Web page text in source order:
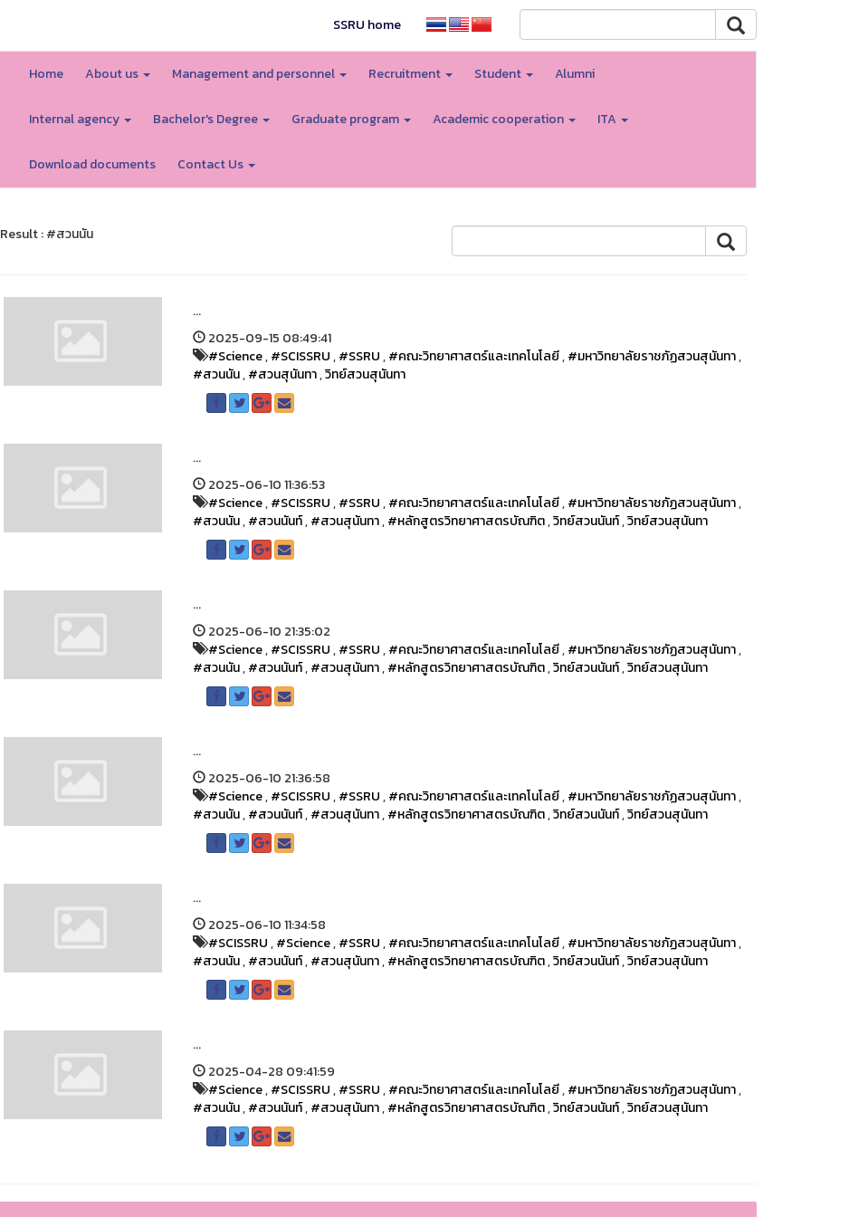
SSRU home
Home About us Management and personnel Recruitment Student Alumni
Internal agency Bachelor's Degree Graduate program Academic cooperation ITA
Download documents Contact Us
Result : #สวนนัน
...
2025-09-15 08:49:41
#Science,#SCISSRU,#SSRU,#คณะวิทยาศาสตร์และเทคโนโลยี,#มหาวิทยาลัยราชภัฏสวนสุนันทา,
#สวนนัน,#สวนสุนันทา,วิทย์สวนสุนันทา
...
2025-06-10 11:36:53
#Science,#SCISSRU,#SSRU,#คณะวิทยาศาสตร์และเทคโนโลยี,#มหาวิทยาลัยราชภัฏสวนสุนันทา,
#สวนนัน,#สวนนันท์,#สวนสุนันทา,#หลักสูตรวิทยาศาสตรบัณฑิต,วิทย์สวนนันท์,วิทย์สวนสุนันทา
...
2025-06-10 21:35:02
#Science,#SCISSRU,#SSRU,#คณะวิทยาศาสตร์และเทคโนโลยี,#มหาวิทยาลัยราชภัฏสวนสุนันทา,
#สวนนัน,#สวนนันท์,#สวนสุนันทา,#หลักสูตรวิทยาศาสตรบัณฑิต,วิทย์สวนนันท์,วิทย์สวนสุนันทา
...
2025-06-10 21:36:58
#Science,#SCISSRU,#SSRU,#คณะวิทยาศาสตร์และเทคโนโลยี,#มหาวิทยาลัยราชภัฏสวนสุนันทา,
#สวนนัน,#สวนนันท์,#สวนสุนันทา,#หลักสูตรวิทยาศาสตรบัณฑิต,วิทย์สวนนันท์,วิทย์สวนสุนันทา
...
2025-06-10 11:34:58
#SCISSRU,#Science,#SSRU,#คณะวิทยาศาสตร์และเทคโนโลยี,#มหาวิทยาลัยราชภัฏสวนสุนันทา,
#สวนนัน,#สวนนันท์,#สวนสุนันทา,#หลักสูตรวิทยาศาสตรบัณฑิต,วิทย์สวนนันท์,วิทย์สวนสุนันทา
...
2025-04-28 09:41:59
#Science,#SCISSRU,#SSRU,#คณะวิทยาศาสตร์และเทคโนโลยี,#มหาวิทยาลัยราชภัฏสวนสุนันทา,
#สวนนัน,#สวนนันท์,#สวนสุนันทา,#หลักสูตรวิทยาศาสตรบัณฑิต,วิทย์สวนนันท์,วิทย์สวนสุนันทา